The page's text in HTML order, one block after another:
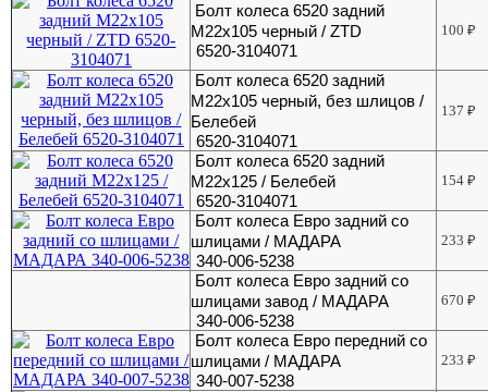
Болт колеса 6520 задний
М22х105 черный / ZTD
6520-3104071
100₽
Болт колеса 6520 задний
М22х105 черный, без шлицов /
Белебей
6520-3104071
137₽
Болт колеса 6520 задний
М22х125 / Белебей
6520-3104071
154₽
Болт колеса Евро задний со
шлицами / МАДАРА
340-006-5238
233₽
Болт колеса Евро задний со
шлицами завод / МАДАРА
340-006-5238
670₽
Болт колеса Евро передний со
шлицами / МАДАРА
340-007-5238
233₽